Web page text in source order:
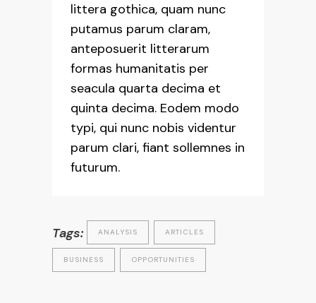
littera gothica, quam nunc
putamus parum claram,
anteposuerit litterarum
formas humanitatis per
seacula quarta decima et
quinta decima. Eodem modo
typi, qui nunc nobis videntur
parum clari, fiant sollemnes in
futurum.
Tags: ANALYSIS ARTICLES
BUSINESS OPPORTUNITIES